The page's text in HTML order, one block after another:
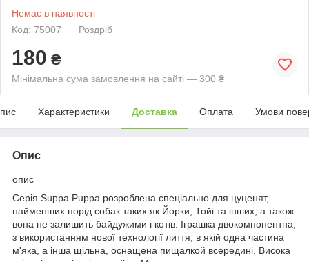
Немає в наявності
Код: 75007
Роздріб
180 ₴
Мінімальна сума замовлення на сайті — 300 ₴
Характеристики Доставка Оплата Умови
Опис
опис
Серія Suppa Puppa розроблена спеціально для цуценят,
найменших порід собак таких як Йорки, Тойі та інших, а також
вона не залишить байдужими і котів. Іграшка двокомпонентна,
з використанням нової технології лиття, в якій одна частина
м'яка, а інша щільна, оснащена пищалкой всередині. Висока